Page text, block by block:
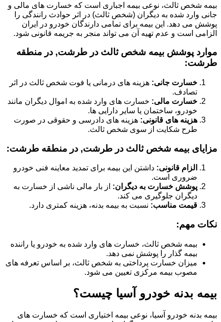
بیمه شخص ثالث، نوعی بیمه اجباری است که خسارت های مالی و
جانی وارد شده به دیگران (شخص ثالث) در اثر حوادث رانندگی را
پوشش می دهد. این بیمه برای تمامی دارندگان خودرو در ایران
الزامی است و عدم تهیه آن می تواند منجر به جریمه قانونی شود.
موارد پوشش بیمه شخص ثالث در طرشت, در منطقه
طرشت:
خسارت جانی: هزینه های درمانی یا فوت شخص ثالث در اثر
تصادف.
خسارت مالی: خسارت های وارد شده به اموال دیگران مانند
خودرو، ساختمان یا سایر دارایی ها.
هزینه های قانونی: هزینه های دادرسی و حقوقی در صورت
طرح شکایت از سوی شخص ثالث.
مزایای بیمه شخص ثالث در طرشت, در منطقه طرشت:
الزام قانونی: داشتن این بیمه برای تمدید معاینه فنی خودرو
ضروری است.
پوشش خسارت به دیگران: از بار مالی ناشی از خسارت به
دیگران جلوگیری می کند.
قیمت مناسب: نسبت به بیمه بدنه، هزینه کمتری دارد.
نکات مهم:
بیمه شخص ثالث، خسارت های وارد شده به خودرو یا راننده
بیمه گذار را پوشش نمی دهد.
میزان خسارت پرداختی به شخص ثالث، بر اساس تعرفه های
مصوب بیمه مرکزی تعیین می شود.
بیمه بدنه خودرو آسیا چیست؟
بیمه بدنه خودرو آسیا، نوعی بیمه اختیاری است که خسارت های